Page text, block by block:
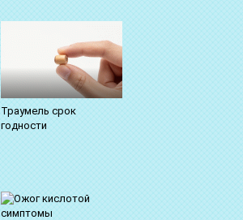
Траумель срок
годности